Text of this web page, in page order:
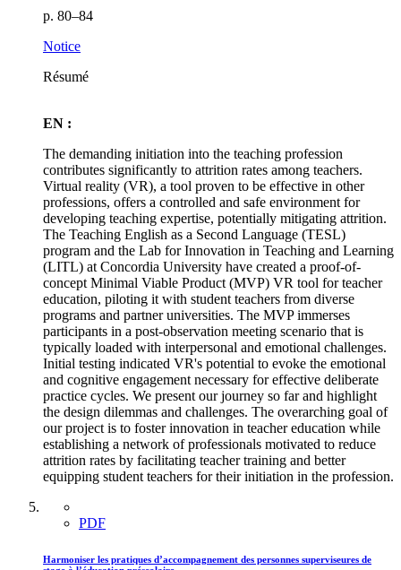
p. 80–84
Notice
Résumé
EN :
The demanding initiation into the teaching profession
contributes significantly to attrition rates among teachers.
Virtual reality (VR), a tool proven to be effective in other
professions, offers a controlled and safe environment for
developing teaching expertise, potentially mitigating attrition.
The Teaching English as a Second Language (TESL)
program and the Lab for Innovation in Teaching and Learning
(LITL) at Concordia University have created a proof-of-
concept Minimal Viable Product (MVP) VR tool for teacher
education, piloting it with student teachers from diverse
programs and partner universities. The MVP immerses
participants in a post-observation meeting scenario that is
typically loaded with interpersonal and emotional challenges.
Initial testing indicated VR's potential to evoke the emotional
and cognitive engagement necessary for effective deliberate
practice cycles. We present our journey so far and highlight
the design dilemmas and challenges. The overarching goal of
our project is to foster innovation in teacher education while
establishing a network of professionals motivated to reduce
attrition rates by facilitating teacher training and better
equipping student teachers for their initiation in the profession.
PDF
Harmoniser les pratiques d’accompagnement des personnes superviseures de